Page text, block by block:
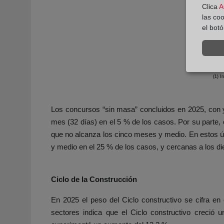
(1)
Los concursos “sin masa” concluidos en 2025,
mes (32 días) en el 5 % de los casos. Por su parte,
que no alcanza los cinco meses y medio. En estos
y medio en el 25 % de los casos, y cercanas a los
Ciclo de la Construcción
En 2025 el peso del Ciclo constructivo se cifra
sectores indica que el Ciclo constructivo creció
Clica
las
el